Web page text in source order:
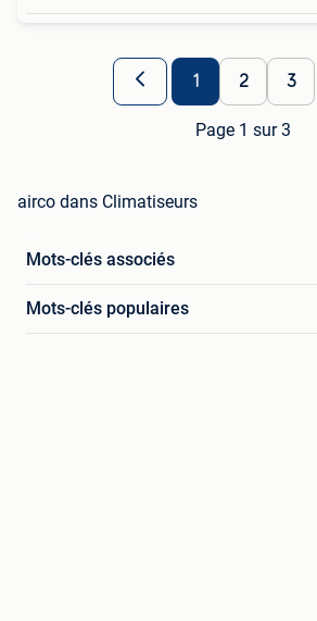
1 2 3
Page 1 sur 3
airco dans Climatiseurs
Mots-clés associés
Mots-clés populaires